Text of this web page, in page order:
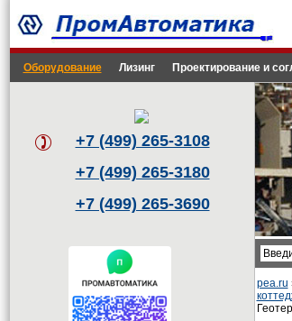
Оборудование Лизинг Проектирование и
+7 (499) 265-3108
+7 (499) 265-3180
+7 (499) 265-3690
pea.ru